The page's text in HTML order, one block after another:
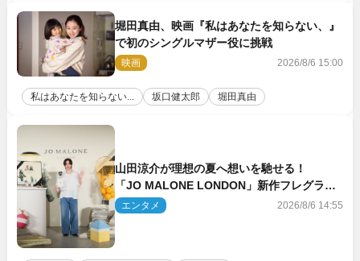
堀田真由、映画『私はあなたを知らない、』
で初のシングルマザー役に挑戦
映画 2026/8/6 15:00
私はあなたを知らない... 坂口健太郎 堀田真由
山田涼介が理想の夏へ想いを馳せる！
「JO MALONE LONDON」新作フレグラン
スを体験
エンタメ 2026/8/6 14:55